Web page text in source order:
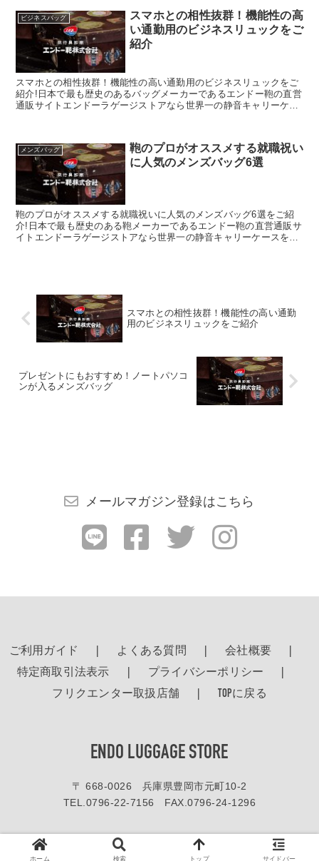
ビジネスバッグ
スマホとの相性抜群！機能性の高
い通勤用のビジネスリュックをご
紹介
スマホとの相性抜群！機能性の高い通勤用のビジネスリュックをご
紹介!日本で最も歴史のあるバッグメーカーであるエンドー鞄の直営
通販サイトエンドーラゲージストアなら世界一の静音キャリーケー
メンズバッグ
鞄のプロがオススメする就職祝い
に人気のメンズバッグ6選
鞄のプロがオススメする就職祝いに人気のメンズバッグ6選をご紹
介!日本で最も歴史のある鞄メーカーであるエンドー鞄の直営通販サ
イトエンドーラゲージストアなら世界一の静音キャリーケースを始
スマホとの相性抜群！機能性の高い通勤
用のビジネスリュックをご紹介
プレゼントにもおすすめ！ノートパソコ
ンが入るメンズバッグ
メールマガジン登録はこちら
ご利用ガイド よくある質問
会社概要
特定商取引法表示
プライバシーポリシー
フリクエンター取扱店舗
TOPに戻る
ENDO LUGGAGE STORE
〒 668-0026 兵庫県豊岡市元町10-2
TEL. 0796-22-7156 FAX.0796-24-1296
ホームページ内の画像や文章を弊社の書類による許可無く複製することを禁じます。
© 2016-2020 エンドー鞄株式会社 All right reserved.
ホーム 検索 トップ サイドバー